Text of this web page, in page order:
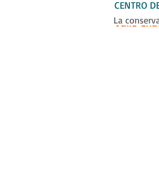
CENTRO
Valle
La